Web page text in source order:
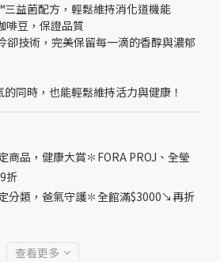
益菌配方，輕鬆維持消化道機能
啡豆，保證品質
技術，完美保留每一滴的香醇與濃郁
同時，也能輕鬆維持活力與健康！
商品，健康大賞✽FORA PROJ、全瑩
折
分類，爸氣守護✽全館滿$3000↘再折
查看更多